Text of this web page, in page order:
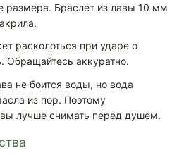
размера. Браслет из лавы 10 мм
расколоться при ударе о
Обращайтесь аккуратно.
не боится воды, но вода
из пор. Поэтому
лучше снимать перед душем.